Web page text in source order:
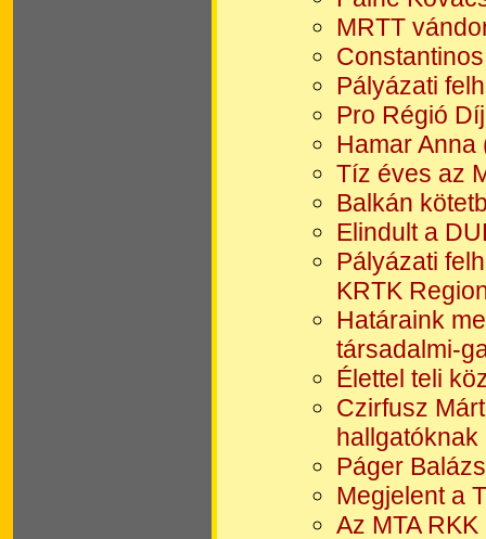
MRTT
Pályázati
Pro Régió
Hamar
Tíz éves az
Balkán
Elindult a
Pályázati
KRTK
Határaink
társadalmi-
Élettel teli
Czirfusz
hallgatóknak
Páger
Megjelent a
Az MTA